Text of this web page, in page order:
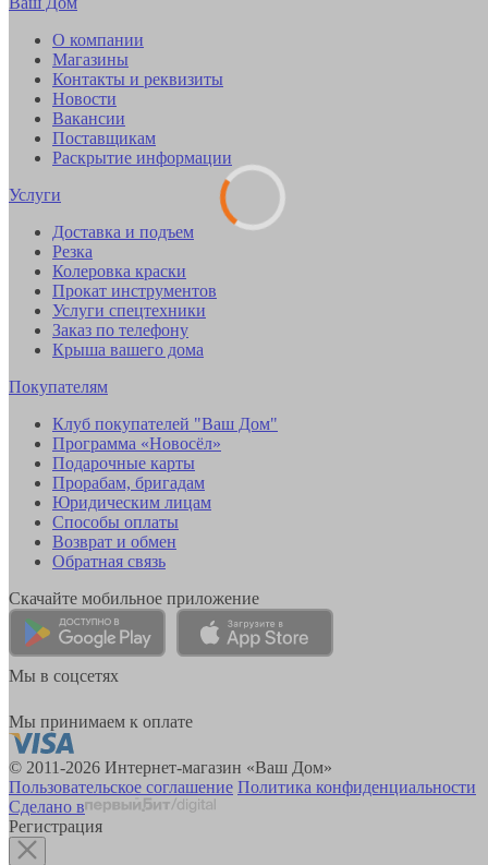
О компании
Магазины
Контакты и реквизиты
Новости
Вакансии
Поставщикам
Раскрытие информации
Услуги
Доставка и подъем
Резка
Колеровка краски
Прокат инструментов
Услуги спецтехники
Заказ по телефону
Крыша вашего дома
Покупателям
Клуб покупателей "Ваш Дом"
Программа «Новосёл»
Подарочные карты
Прорабам, бригадам
Юридическим лицам
Способы оплаты
Возврат и обмен
Обратная связь
Скачайте мобильное приложение
Мы в соцсетях
Мы принимаем к оплате
© 2011-2026 Интернет-магазин «Ваш Дом»
Пользовательское соглашение Политика конфиденциальности
Сделано в
Регистрация